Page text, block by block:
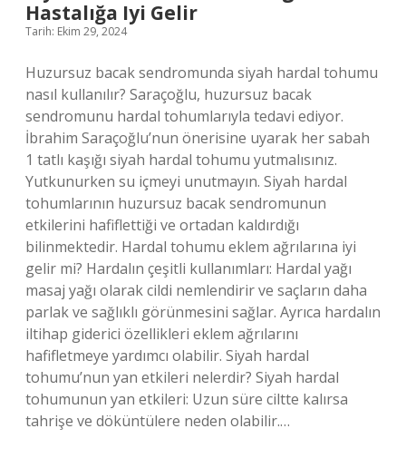
Hastalığa Iyi Gelir
Tarih: Ekim 29, 2024
Huzursuz bacak sendromunda siyah hardal tohumu
nasıl kullanılır? Saraçoğlu, huzursuz bacak
sendromunu hardal tohumlarıyla tedavi ediyor.
İbrahim Saraçoğlu’nun önerisine uyarak her sabah
1 tatlı kaşığı siyah hardal tohumu yutmalısınız.
Yutkunurken su içmeyi unutmayın. Siyah hardal
tohumlarının huzursuz bacak sendromunun
etkilerini hafiflettiği ve ortadan kaldırdığı
bilinmektedir. Hardal tohumu eklem ağrılarına iyi
gelir mi? Hardalın çeşitli kullanımları: Hardal yağı
masaj yağı olarak cildi nemlendirir ve saçların daha
parlak ve sağlıklı görünmesini sağlar. Ayrıca hardalın
iltihap giderici özellikleri eklem ağrılarını
hafifletmeye yardımcı olabilir. Siyah hardal
tohumu’nun yan etkileri nelerdir? Siyah hardal
tohumunun yan etkileri: Uzun süre ciltte kalırsa
tahrişe ve döküntülere neden olabilir.…